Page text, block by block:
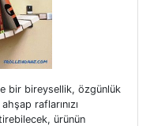
bir bireysellik, özgünlük
raflarınızı
ürünün